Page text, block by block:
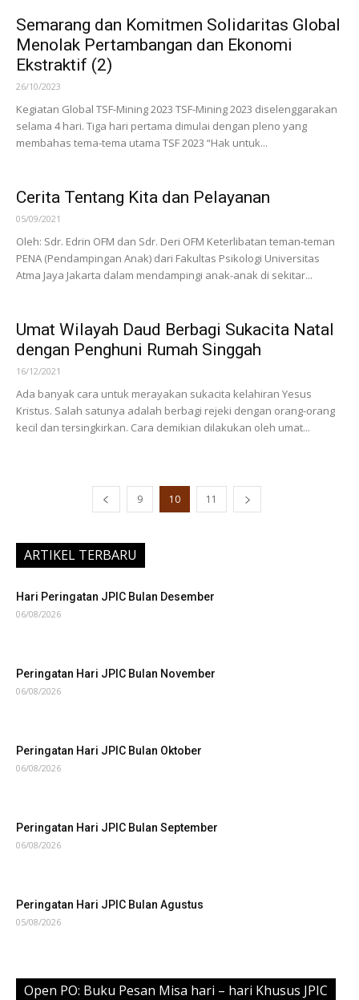
Semarang dan Komitmen Solidaritas Global
Menolak Pertambangan dan Ekonomi
Ekstraktif (2)
26/10/2023
Kegiatan Global TSF-Mining 2023 TSF-Mining 2023 diselenggarakan
selama 4 hari. Tiga hari pertama dimulai dengan pleno yang
membahas tema-tema utama TSF 2023 “Hak untuk...
Cerita Tentang Kita dan Pelayanan
05/09/2021
Oleh: Sdr. Edrin OFM dan Sdr. Deri OFM Keterlibatan teman-teman
PENA (Pendampingan Anak) dari Fakultas Psikologi Universitas
Atma Jaya Jakarta dalam mendampingi anak-anak di sekitar...
Umat Wilayah Daud Berbagi Sukacita Natal
dengan Penghuni Rumah Singgah
16/12/2021
Ada banyak cara untuk merayakan sukacita kelahiran Yesus
Kristus. Salah satunya adalah berbagi rejeki dengan orang-orang
kecil dan tersingkirkan. Cara demikian dilakukan oleh umat...
9 10 11
ARTIKEL TERBARU
Hari Peringatan JPIC Bulan Desember
06/08/2026
Peringatan Hari JPIC Bulan November
06/08/2026
Peringatan Hari JPIC Bulan Oktober
06/08/2026
Peringatan Hari JPIC Bulan September
06/08/2026
Peringatan Hari JPIC Bulan Agustus
05/08/2026
Open PO: Buku Pesan Misa hari – hari Khusus JPIC